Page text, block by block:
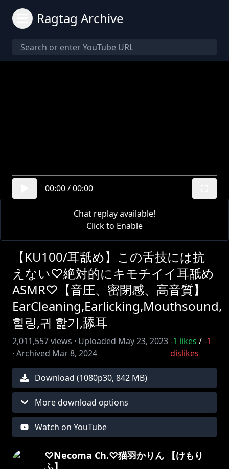
Ragtag Archive
00:00/00:00
Chat replay available!
Click to Enable
【KU100/耳舐め】この舌技には抗
えない♡絶対的にキモチイイ耳舐め
ASMR♡【音圧、密閉感、高音質】
EarCleaning,Earlicking,Mouthsound,
힐링,귀 핥기,舔耳
2,011,557views · Uploaded May 23, 2023
· Archived Mar 8, 2024
-1 likes /-1
dislikes
Download (1080p30, 842 MB)
More download options
Watch on YouTube
♡Necoma Ch.♡猫羽かりん 【けもり
ふ】